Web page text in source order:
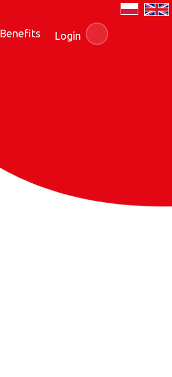
Benefits Login